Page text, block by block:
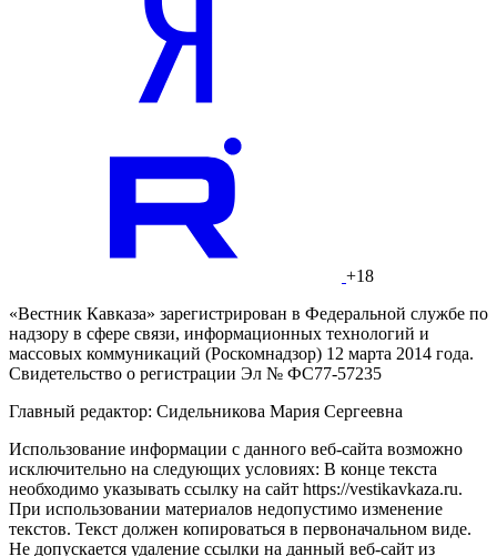
+18
«Вестник Кавказа» зарегистрирован в Федеральной службе по
надзору в сфере связи, информационных технологий и
массовых коммуникаций (Роскомнадзор) 12 марта 2014 года.
Свидетельство о регистрации Эл № ФС77-57235
Главный редактор: Сидельникова Мария Сергеевна
Использование информации с данного веб-сайта возможно
исключительно на следующих условиях: В конце текста
необходимо указывать ссылку на сайт https://vestikavkaza.ru.
При использовании материалов недопустимо изменение
текстов. Текст должен копироваться в первоначальном виде.
Не допускается удаление ссылки на данный веб-сайт из